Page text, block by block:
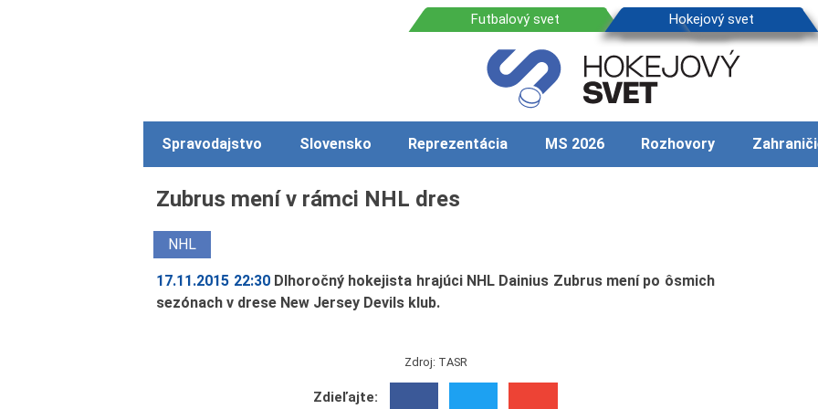
Spravodajstvo Slovensko Reprezentácia MS 2026 Rozhovory
Zubrus mení v rámci NHL dres
NHL
17.11.2015 22:30 Dlhoročný hokejista hrajúci NHL Dainius Zubrus mení po ôsmich
sezónach v drese New Jersey Devils klub.
Zdroj: TASR
Zdieľajte: